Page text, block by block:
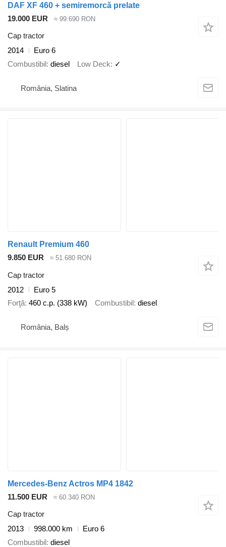
DAF XF 460 + semiremorcă prelate
19.000 EUR
≈ 99.690 RON
Cap tractor
2014
Euro 6
Combustibil diesel Low Deck ✓
România, Slatina
Renault Premium 460
9.850 EUR
≈ 51.680 RON
Cap tractor
2012
Euro 5
Forţă 460 c.p. (338 kW) Combustibil diesel
România, Balș
Mercedes-Benz Actros MP4 1842
11.500 EUR
≈ 60.340 RON
Cap tractor
2013
998.000 km
Euro 6
Combustibil diesel